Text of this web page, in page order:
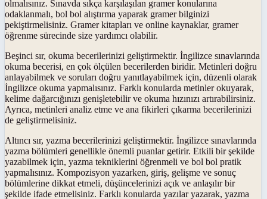
olmalısınız. Sınavda sıkça karşılaşılan gramer konularına
odaklanmalı, bol bol alıştırma yaparak gramer bilginizi
pekiştirmelisiniz. Gramer kitapları ve online kaynaklar, gramer
öğrenme sürecinde size yardımcı olabilir.
Beşinci sır, okuma becerilerinizi geliştirmektir. İngilizce sınavlarında
okuma becerisi, en çok ölçülen becerilerden biridir. Metinleri doğru
anlayabilmek ve soruları doğru yanıtlayabilmek için, düzenli olarak
İngilizce okuma yapmalısınız. Farklı konularda metinler okuyarak,
kelime dağarcığınızı genişletebilir ve okuma hızınızı artırabilirsiniz.
Ayrıca, metinleri analiz etme ve ana fikirleri çıkarma becerilerinizi
de geliştirmelisiniz.
Altıncı sır, yazma becerilerinizi geliştirmektir. İngilizce sınavlarında
yazma bölümleri genellikle önemli puanlar getirir. Etkili bir şekilde
yazabilmek için, yazma tekniklerini öğrenmeli ve bol bol pratik
yapmalısınız. Kompozisyon yazarken, giriş, gelişme ve sonuç
bölümlerine dikkat etmeli, düşüncelerinizi açık ve anlaşılır bir
şekilde ifade etmelisiniz. Farklı konularda yazılar yazarak, yazma